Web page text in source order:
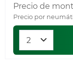
Precio de
Precio por